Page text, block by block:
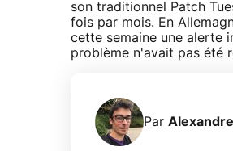
son traditionnel Patch
fois par mois. En
cette semaine une alerte
problème n'avait pas été
Par